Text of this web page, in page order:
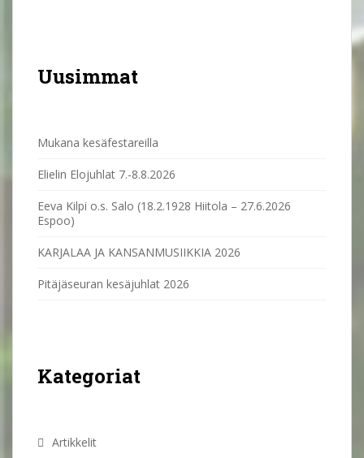
Uusimmat
Mukana kesäfestareilla
Elielin Elojuhlat 7.-8.8.2026
Eeva Kilpi o.s. Salo (18.2.1928 Hiitola – 27.6.2026
Espoo)
KARJALAA JA KANSANMUSIIKKIA 2026
Pitäjäseuran kesäjuhlat 2026
Kategoriat
Artikkelit